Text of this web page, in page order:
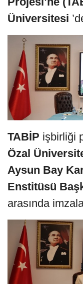
Üniversitesi
TABİP işbirliği
Özal
Aysun Bay
Enstitüsü
arasında